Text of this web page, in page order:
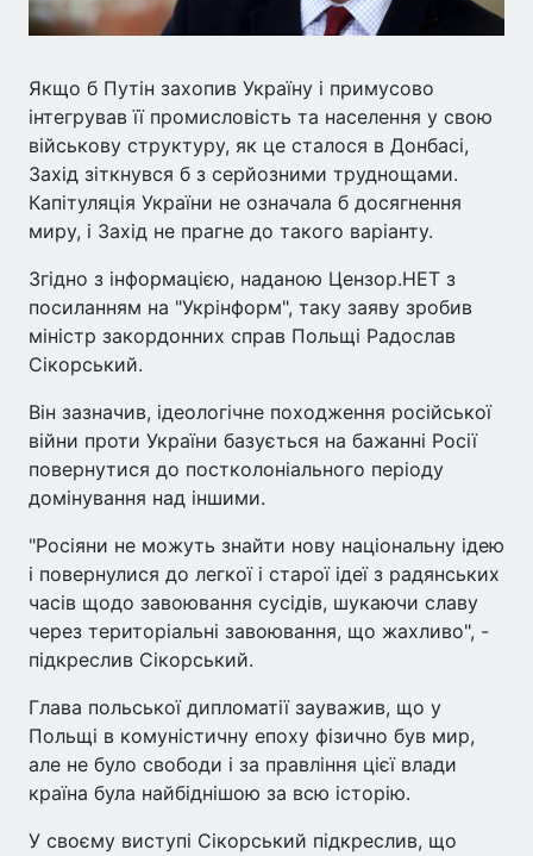
Якщо б Путін захопив Україну і примусово
інтегрував її промисловість та населення у свою
військову структуру, як це сталося в Донбасі,
Захід зіткнувся б з серйозними труднощами.
Капітуляція України не означала б досягнення
миру, і Захід не прагне до такого варіанту.
Згідно з інформацією, наданою Цензор.НЕТ з
посиланням на "Укрінформ", таку заяву зробив
міністр закордонних справ Польщі Радослав
Сікорський.
Він зазначив, ідеологічне походження російської
війни проти України базується на бажанні Росії
повернутися до постколоніального періоду
домінування над іншими.
"Росіяни не можуть знайти нову національну ідею
і повернулися до легкої і старої ідеї з радянських
часів щодо завоювання сусідів, шукаючи славу
через територіальні завоювання, що жахливо", -
підкреслив Сікорський.
Глава польської дипломатії зауважив, що у
Польщі в комуністичну епоху фізично був мир,
але не було свободи і за правління цієї влади
країна була найбіднішою за всю історію.
У своєму виступі Сікорський підкреслив, що